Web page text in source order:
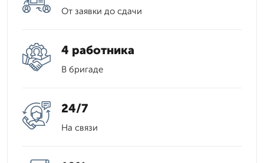
От заявки до сдачи
4 работника
В бригаде
24/7
На связи